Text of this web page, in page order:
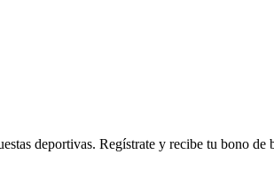
deportivas. Regístrate y recibe tu bono de